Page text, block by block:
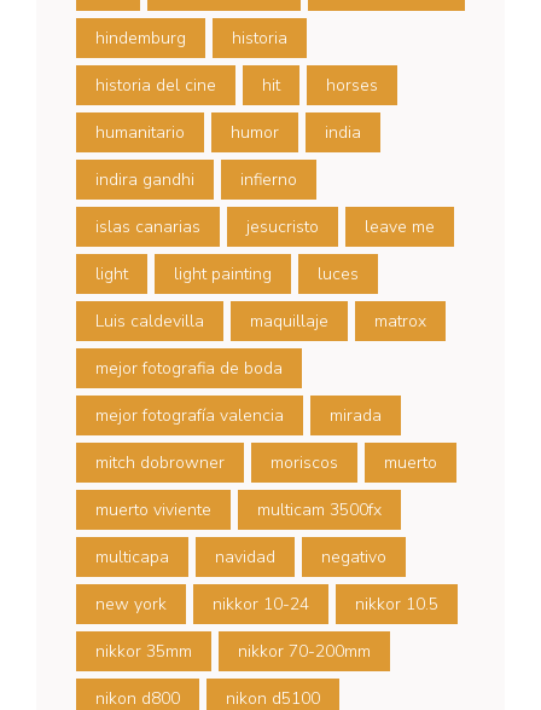
hindemburg historia
historia del cine hit horses
humanitario humor india
indira gandhi infierno
islas canarias jesucristo leave me
light light painting luces
Luis caldevilla maquillaje matrox
mejor fotografia de boda
mejor fotografía valencia mirada
mitch dobrowner moriscos muerto
muerto viviente multicam 3500fx
multicapa navidad negativo
new york nikkor 10-24 nikkor 10.5
nikkor 35mm nikkor 70-200mm
nikon d800 nikon d5100